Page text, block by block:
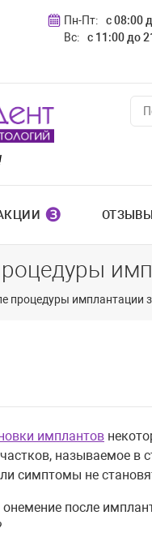
Пн-Пт: с 08:00
Вс:
с 11:00 до
❸ ОТЗЫВЫ
процедуры имплантации
имплантов
называемое в
симптомы не
после